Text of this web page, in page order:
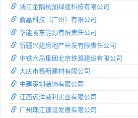
浙江金隅杭加绿建科技有限公司
俞嘉科技（广州）有限公司
华能陇东能源有限责任公司
新疆兴建房地产开发有限责任公司
中铁六局集团北京铁路建设有限公司
大庆市格新建材有限公司
中建深圳装饰有限公司
江西远洋威利实业有限公司
广州珠江建设发展有限公司